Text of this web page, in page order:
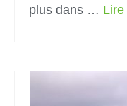
plus dans …